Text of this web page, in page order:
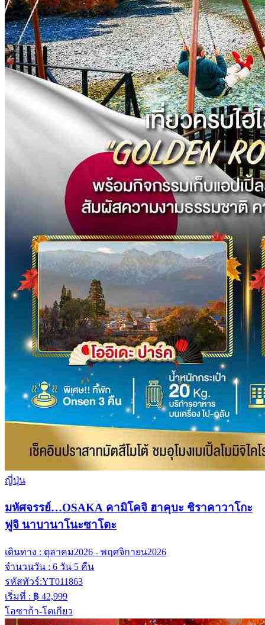
ญี่ปุ่น
มหัศจรรย์…OSAKA คามิโคจิ ฮาคุบะ ชิราคาวาโกะ
ฟูจิ นาบานาโนะซาโตะ
เดินทาง : ตุลาคม2026 - พฤศจิกายน2026
จำนวนวัน : 6 วัน 5 คืน
รหัสทัวร์:YT011863
เริ่มที่ : ฿ 42,999
โอซาก้า-โตเกียว